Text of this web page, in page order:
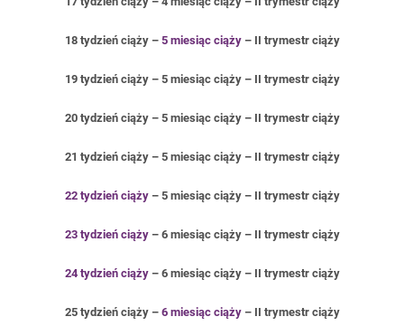
18 tydzień ciąży – 5 miesiąc ciąży– II trymestr ciąży
19 tydzień ciąży – 5 miesiąc ciąży – II trymestr ciąży
20 tydzień ciąży – 5 miesiąc ciąży – II trymestr ciąży
21 tydzień ciąży – 5 miesiąc ciąży – II trymestr ciąży
22 tydzień ciąży– 5 miesiąc ciąży – II trymestr ciąży
23 tydzień ciąży– 6 miesiąc ciąży – II trymestr ciąży
24 tydzień ciąży– 6 miesiąc ciąży – II trymestr ciąży
25 tydzień ciąży – 6 miesiąc ciąży– II trymestr ciąży